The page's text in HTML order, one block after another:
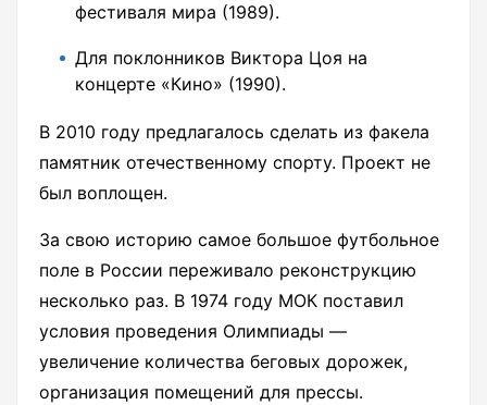
фестиваля мира (1989).
Для поклонников Виктора Цоя на
концерте «Кино» (1990).
В 2010 году предлагалось сделать из факела
памятник отечественному спорту. Проект не
был воплощен.
За свою историю самое большое футбольное
поле в России переживало реконструкцию
несколько раз. В 1974 году МОК поставил
условия проведения Олимпиады —
увеличение количества беговых дорожек,
организация помещений для прессы.